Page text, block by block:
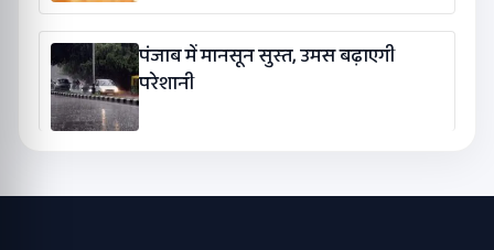
पंजाब में मानसून सुस्त, उमस बढ़ाएगी
परेशानी